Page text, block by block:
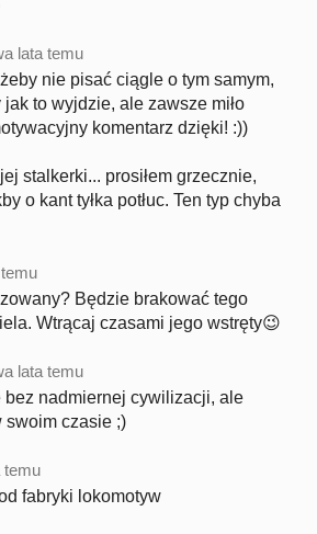
lata temu
nie pisać ciągle o tym samym,
to wyjdzie, ale zawsze miło
komentarz dzięki! :))
stalkerki... prosiłem grzecznie,
o kant tyłka potłuc. Ten typ chyba
Będzie brakować tego
Wtrącaj czasami jego wstręty😉
lata temu
bez nadmiernej cywilizacji, ale
swoim czasie ;)
temu
fabryki lokomotyw